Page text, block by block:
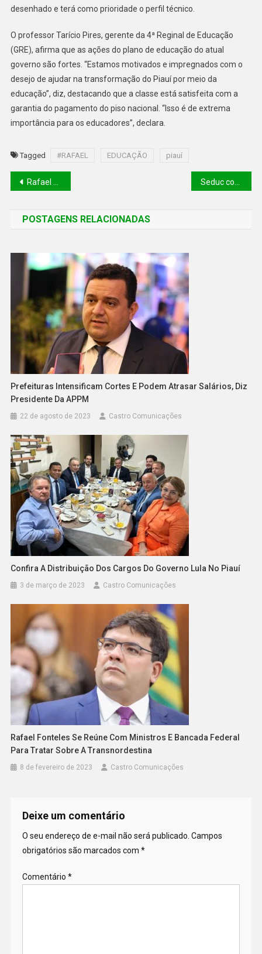
desenhado e terá como prioridade o perfil técnico.
O professor Tarício Pires, gerente da 4ª Reginal de Educação
(GRE), afirma que as ações do plano de educação do atual
governo são fortes. “Estamos motivados e impregnados com o
desejo de ajudar na transformação do Piauí por meio da
educação”, diz, destacando que a classe está satisfeita com a
garantia do pagamento do piso nacional. “Isso é de extrema
importância para os educadores”, declara.
Tagged #RAFAEL EDUCAÇÃO piauí
Rafael Fonteles reúne gestores para definir metas da educação no Piauí
POSTAGENS RELACIONADAS
Prefeituras Intensificam Cortes E Podem Atrasar Salários, Diz
Presidente Da APPM
22 de agosto de 2023 Castro Comunicações
Confira A Distribuição Dos Cargos Do Governo Lula No Piauí
3 de março de 2023 Castro Comunicações
Rafael Fonteles Se Reúne Com Ministros E Bancada Federal
Para Tratar Sobre A Transnordestina
8 de fevereiro de 2023 Castro Comunicações
Deixe um comentário
O seu endereço de e-mail não será publicado. Campos
obrigatórios são marcados com *
Comentário *